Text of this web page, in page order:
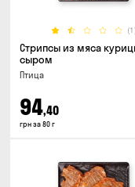
Стрипсы из мяса
сыром
Птица
94,40
грн за 80 г